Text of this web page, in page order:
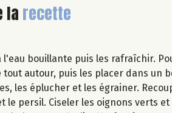
larecette
l'eau bouillante puis les rafraîchir.
tout autour, puis les placer dans un
les éplucher et les égrainer.
le persil. Ciseler les oignons verts